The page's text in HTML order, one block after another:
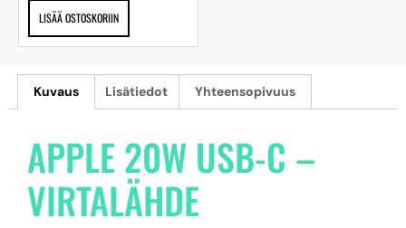
LISÄÄ OSTOSKORIIN
Kuvaus Lisätiedot Yhteensopivuus
APPLE 20W USB-C –
VIRTA­LÄHDE